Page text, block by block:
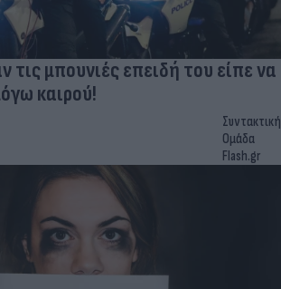
τις μπουνιές επειδή του είπε να
καιρού!
Συντακτική
Ομάδα
Flash.gr